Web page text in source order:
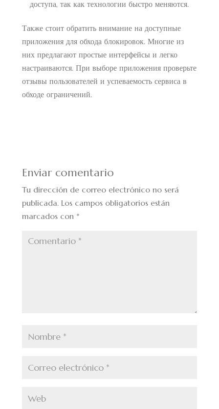
доступа, так как технологии быстро меняются.
Также стоит обратить внимание на доступные
приложения для обхода блокировок. Многие из
них предлагают простые интерфейсы и легко
настраиваются. При выборе приложения проверьте
отзывы пользователей и успеваемость сервиса в
обходе ограничений.
Enviar comentario
Tu dirección de correo electrónico no será
publicada. Los campos obligatorios están
marcados con *